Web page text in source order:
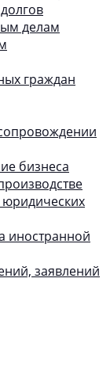
делам
граждан
бизнеса
иностранной
заявлений